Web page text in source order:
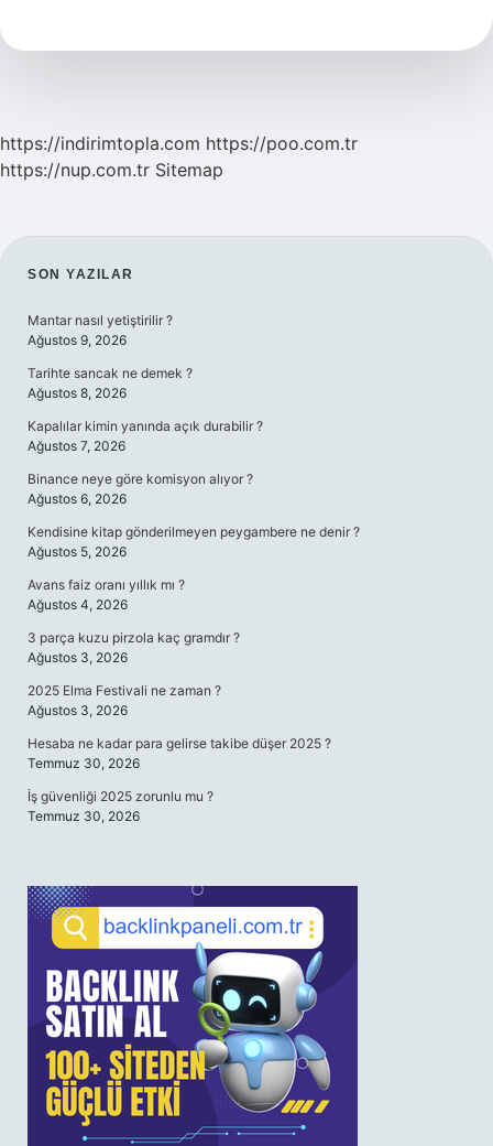
https://indirimtopla.com https://poo.com.tr
https://nup.com.tr Sitemap
SIDEBAR
SON YAZILAR
Mantar nasıl yetiştirilir ?
Ağustos 9, 2026
Tarihte sancak ne demek ?
Ağustos 8, 2026
Kapalılar kimin yanında açık durabilir ?
Ağustos 7, 2026
Binance neye göre komisyon alıyor ?
Ağustos 6, 2026
Kendisine kitap gönderilmeyen peygambere ne denir ?
Ağustos 5, 2026
Avans faiz oranı yıllık mı ?
Ağustos 4, 2026
3 parça kuzu pirzola kaç gramdır ?
Ağustos 3, 2026
2025 Elma Festivali ne zaman ?
Ağustos 3, 2026
Hesaba ne kadar para gelirse takibe düşer 2025 ?
Temmuz 30, 2026
İş güvenliği 2025 zorunlu mu ?
Temmuz 30, 2026